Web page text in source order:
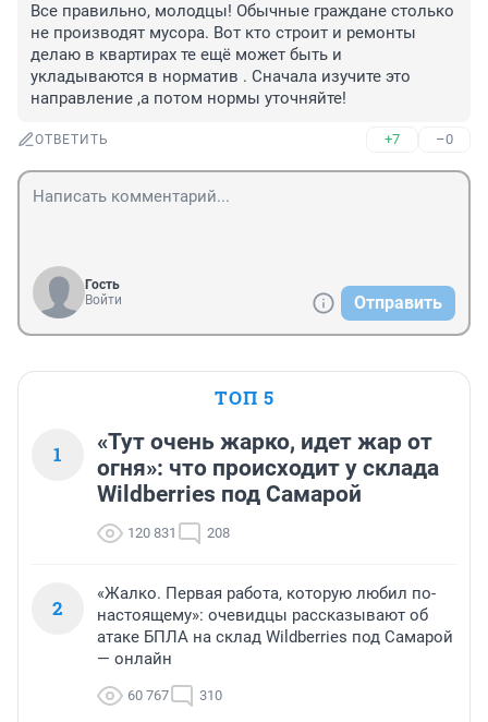
Все правильно, молодцы! Обычные граждане столько
не производят мусора. Вот кто строит и ремонты
делаю в квартирах те ещё может быть и
укладываются в норматив . Сначала изучите это
направление ,а потом нормы уточняйте!
ОТВЕТИТЬ +7 –0
Гость
Войти
Отправить
ТОП 5
1
«Тут очень жарко, идет жар от
огня»: что происходит у склада
Wildberries под Самарой
120 831 208
2
«Жалко. Первая работа, которую любил по-
настоящему»: очевидцы рассказывают об
атаке БПЛА на склад Wildberries под Самарой
— онлайн
60 767 310